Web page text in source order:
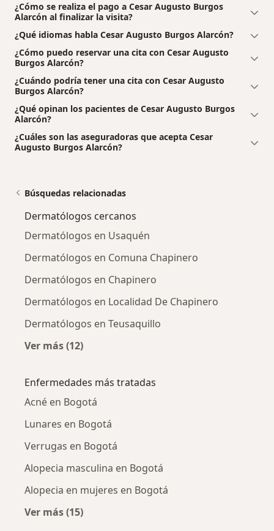
¿Cómo se realiza el pago a Cesar Augusto Burgos
Alarcón al finalizar la visita?
¿Qué idiomas habla Cesar Augusto Burgos Alarcón?
¿Cómo puedo reservar una cita con Cesar Augusto
Burgos Alarcón?
¿Cuándo podría tener una cita con Cesar Augusto
Burgos Alarcón?
¿Qué opinan los pacientes de Cesar Augusto Burgos
Alarcón?
¿Cuáles son las aseguradoras que acepta Cesar
Augusto Burgos Alarcón?
Búsquedas relacionadas
Dermatólogos cercanos
Dermatólogos en Usaquén
Dermatólogos en Comuna Chapinero
Dermatólogos en Chapinero
Dermatólogos en Localidad De Chapinero
Dermatólogos en Teusaquillo
Ver más (12)
Enfermedades más tratadas
Acné en Bogotá
Lunares en Bogotá
Verrugas en Bogotá
Alopecia masculina en Bogotá
Alopecia en mujeres en Bogotá
Ver más (15)